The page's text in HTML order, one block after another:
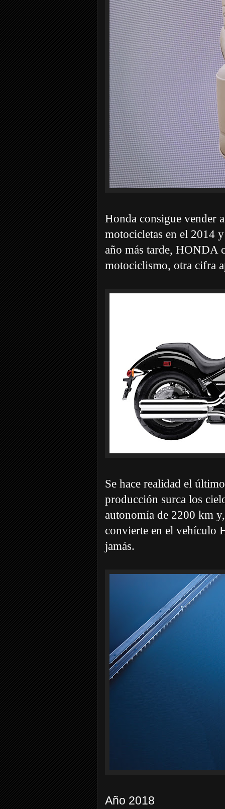
Honda consigue vender
motocicletas en el 2014
año más tarde, HONDA
motociclismo, otra cifra
Se hace realidad el
producción surca los
autonomía de 2200 km
convierte en el vehículo
jamás.
Año 2018